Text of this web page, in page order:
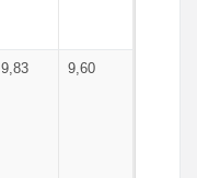
9,83 9,60